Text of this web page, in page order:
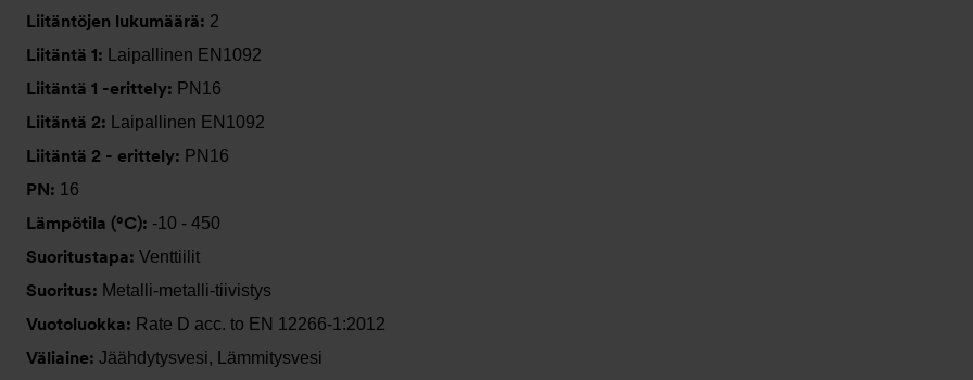
Liitäntöjen lukumäärä: 2
Liitäntä 1: Laipallinen EN1092
Liitäntä 1 -erittely: PN16
Liitäntä 2: Laipallinen EN1092
Liitäntä 2 - erittely: PN16
PN: 16
Lämpötila (°C): -10 - 450
Suoritustapa: Venttiilit
Suoritus: Metalli-metalli-tiivistys
Vuotoluokka: Rate D acc. to EN 12266-1:2012
Väliaine: Jäähdytysvesi, Lämmitysvesi